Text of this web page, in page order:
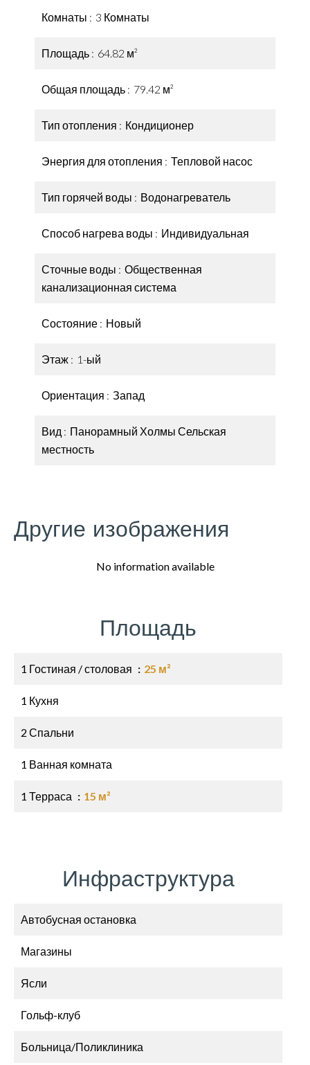
Комнаты 3 Комнаты
Площадь 64.82 м²
Общая площадь 79.42 м²
Тип отопления Кондиционер
Энергия для отопления Тепловой насос
Тип горячей воды Водонагреватель
Способ нагрева воды Индивидуальная
Сточные воды
Общественная
канализационная система
Состояние Новый
Этаж 1-ый
Ориентация Запад
Вид
Панорамный Холмы Сельская
местность
Другие изображения
No information available
Площадь
1 Гостиная / столовая 25 м²
1 Кухня
2 Спальни
1 Ванная комната
1 Терраса 15 м²
Инфраструктура
Автобусная остановка
Магазины
Ясли
Гольф-клуб
Больница/Поликлиника